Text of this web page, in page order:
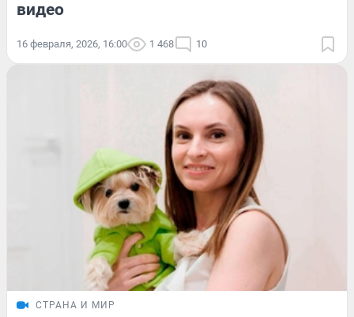
видео
16 февраля, 2026, 16:00 1 468 10
СТРАНА И МИР